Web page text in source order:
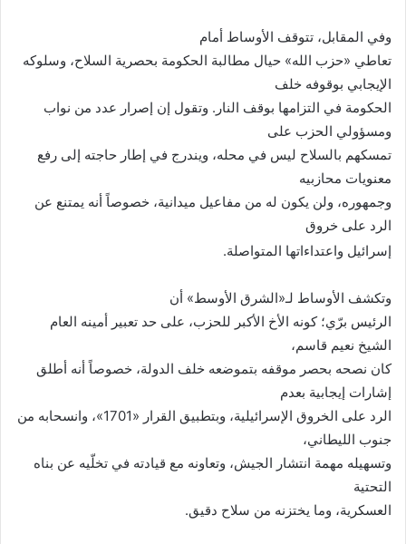
وفي المقابل، تتوقف الأوساط أمام
تعاطي «حزب الله» حيال مطالبة الحكومة بحصرية السلاح، وسلوكه
الإيجابي بوقوفه خلف
الحكومة في التزامها بوقف النار. وتقول إن إصرار عدد من نواب
ومسؤولي الحزب على
تمسكهم بالسلاح ليس في محله، ويندرج في إطار حاجته إلى رفع
معنويات محازبيه
وجمهوره، ولن يكون له من مفاعيل ميدانية، خصوصاً أنه يمتنع عن
الرد على خروق
إسرائيل واعتداءاتها المتواصلة.
وتكشف الأوساط لـ«الشرق الأوسط» أن
الرئيس برّي؛ كونه الأخ الأكبر للحزب، على حد تعبير أمينه العام
الشيخ نعيم قاسم،
كان نصحه بحصر موقفه بتموضعه خلف الدولة، خصوصاً أنه أطلق
إشارات إيجابية بعدم
الرد على الخروق الإسرائيلية، وبتطبيق القرار «1701»، وانسحابه من
جنوب الليطاني،
وتسهيله مهمة انتشار الجيش، وتعاونه مع قيادته في تخلّيه عن بناه
التحتية
العسكرية، وما يختزنه من سلاح دقيق.